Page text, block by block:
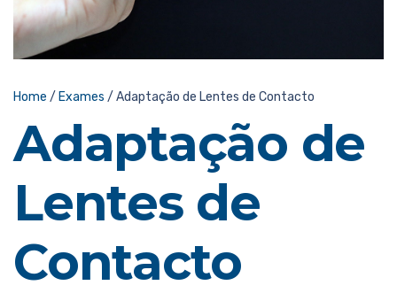
Home / Exames / Adaptação de Lentes de Contacto
Adaptação de
Lentes de
Contacto